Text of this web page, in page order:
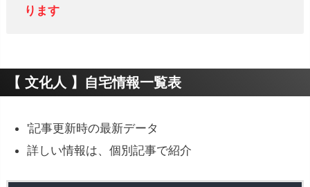
ります
【 文化人 】自宅情報一覧表
'記事更新時の最新データ
詳しい情報は、個別記事で紹介